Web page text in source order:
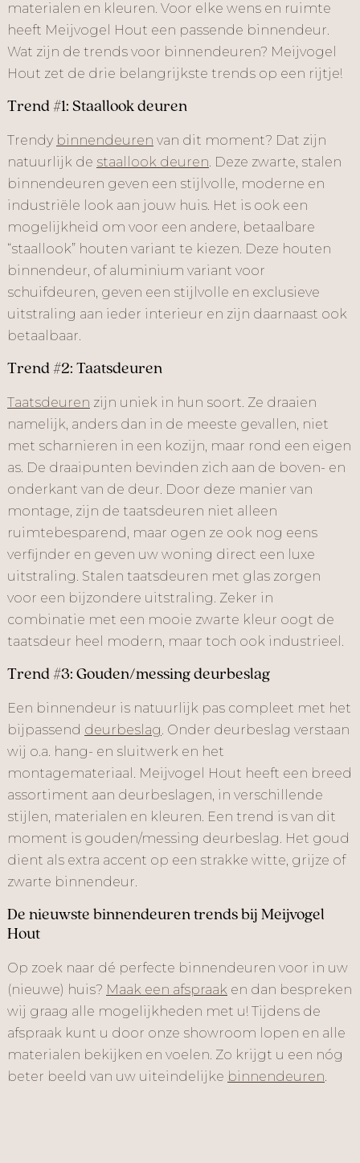
materialen en kleuren. Voor elke wens en ruimte
heeft Meijvogel Hout een passende binnendeur.
Wat zijn de trends voor binnendeuren? Meijvogel
Hout zet de drie belangrijkste trends op een rijtje!
Trend #1: Staallook deuren
Trendy binnendeuren van dit moment? Dat zijn
natuurlijk de staallook deuren. Deze zwarte, stalen
binnendeuren geven een stijlvolle, moderne en
industriële look aan jouw huis. Het is ook een
mogelijkheid om voor een andere, betaalbare
“staallook” houten variant te kiezen. Deze houten
binnendeur, of aluminium variant voor
schuifdeuren, geven een stijlvolle en exclusieve
uitstraling aan ieder interieur en zijn daarnaast ook
betaalbaar.
Trend #2: Taatsdeuren
Taatsdeuren zijn uniek in hun soort. Ze draaien
namelijk, anders dan in de meeste gevallen, niet
met scharnieren in een kozijn, maar rond een eigen
as. De draaipunten bevinden zich aan de boven- en
onderkant van de deur. Door deze manier van
montage, zijn de taatsdeuren niet alleen
ruimtebesparend, maar ogen ze ook nog eens
verfijnder en geven uw woning direct een luxe
uitstraling. Stalen taatsdeuren met glas zorgen
voor een bijzondere uitstraling. Zeker in
combinatie met een mooie zwarte kleur oogt de
taatsdeur heel modern, maar toch ook industrieel.
Trend #3: Gouden/messing deurbeslag
Een binnendeur is natuurlijk pas compleet met het
bijpassend deurbeslag. Onder deurbeslag verstaan
wij o.a. hang- en sluitwerk en het
montagemateriaal. Meijvogel Hout heeft een breed
assortiment aan deurbeslagen, in verschillende
stijlen, materialen en kleuren. Een trend is van dit
moment is gouden/messing deurbeslag. Het goud
dient als extra accent op een strakke witte, grijze of
zwarte binnendeur.
De nieuwste binnendeuren trends bij Meijvogel
Hout
Op zoek naar dé perfecte binnendeuren voor in uw
(nieuwe) huis? Maak een afspraak en dan bespreken
wij graag alle mogelijkheden met u! Tijdens de
afspraak kunt u door onze showroom lopen en alle
materialen bekijken en voelen. Zo krijgt u een nóg
beter beeld van uw uiteindelijke binnendeuren.